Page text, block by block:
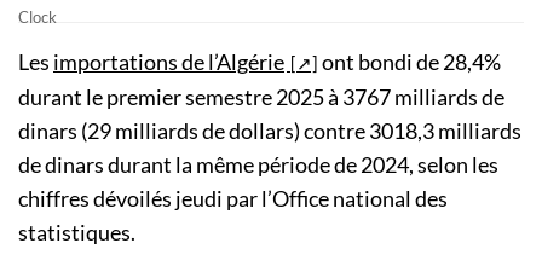
Les importations de l’Algérie
ont bondi de 28,4%
durant le premier semestre 2025 à 3767 milliards de
dinars (29 milliards de dollars) contre 3018,3 milliards
de dinars durant la même période de 2024, selon les
chiffres dévoilés jeudi par l’Office national des
statistiques.